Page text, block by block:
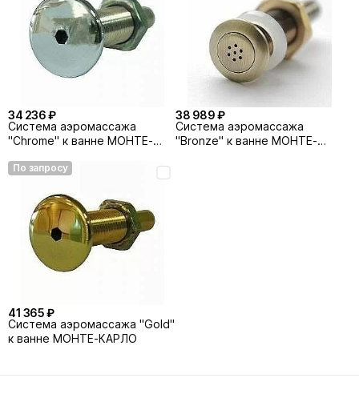
34 236 ₽
Система аэромассажа
"Chrome" к ванне МОНТЕ-
38 989 ₽
Система аэромассажа
"Bronze" к ванне МОНТЕ-
По запросу
41 365 ₽
Система аэромассажа "Gold"
к ванне МОНТЕ-КАРЛО